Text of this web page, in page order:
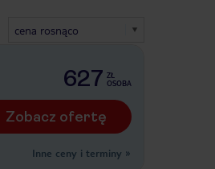
cena rosnąco
627 ZŁ
OSOBA
Zobacz ofertę
Inne ceny i terminy »